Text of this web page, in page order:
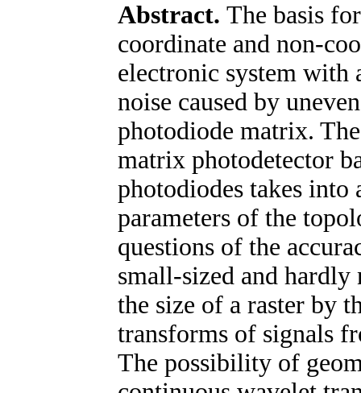
Abstract. The basis
coordinate and non-
electronic system with
noise caused by
photodiode matrix.
matrix photodetector
photodiodes takes into
parameters of the
questions of the
small-sized and
the size of a raster by
transforms of signals
The possibility of